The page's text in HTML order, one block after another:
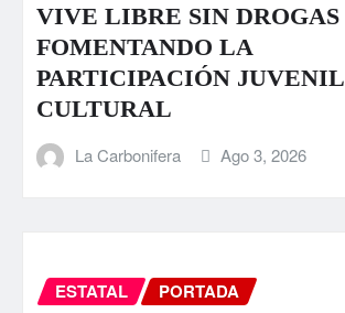
VIVE LIBRE SIN DROGAS
FOMENTANDO LA
PARTICIPACIÓN JUVENIL
CULTURAL
La Carbonifera Ago 3, 2026
ESTATAL PORTADA